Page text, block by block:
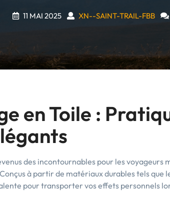
11 MAI 2025 XN--SAINT-TRAIL-FBB
en Toile :
des incontournables pour les voyageurs
à partir de matériaux durables tels que
pour transporter vos effets personnels